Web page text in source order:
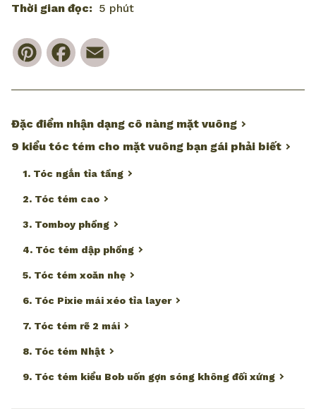
Thời gian đọc: 5 phút
PinterestFacebook
Đặc điểm nhận dạng cô nàng mặt vuông
9 kiểu tóc tém cho mặt vuông bạn gái phải biết
1. Tóc ngắn tỉa tầng
2. Tóc tém cao
3. Tomboy phồng
4. Tóc tém dập phồng
5. Tóc tém xoăn nhẹ
6. Tóc Pixie mái xéo tỉa layer
7. Tóc tém rẽ 2 mái
8. Tóc tém Nhật
9. Tóc tém kiểu Bob uốn gợn sóng không đối xứng